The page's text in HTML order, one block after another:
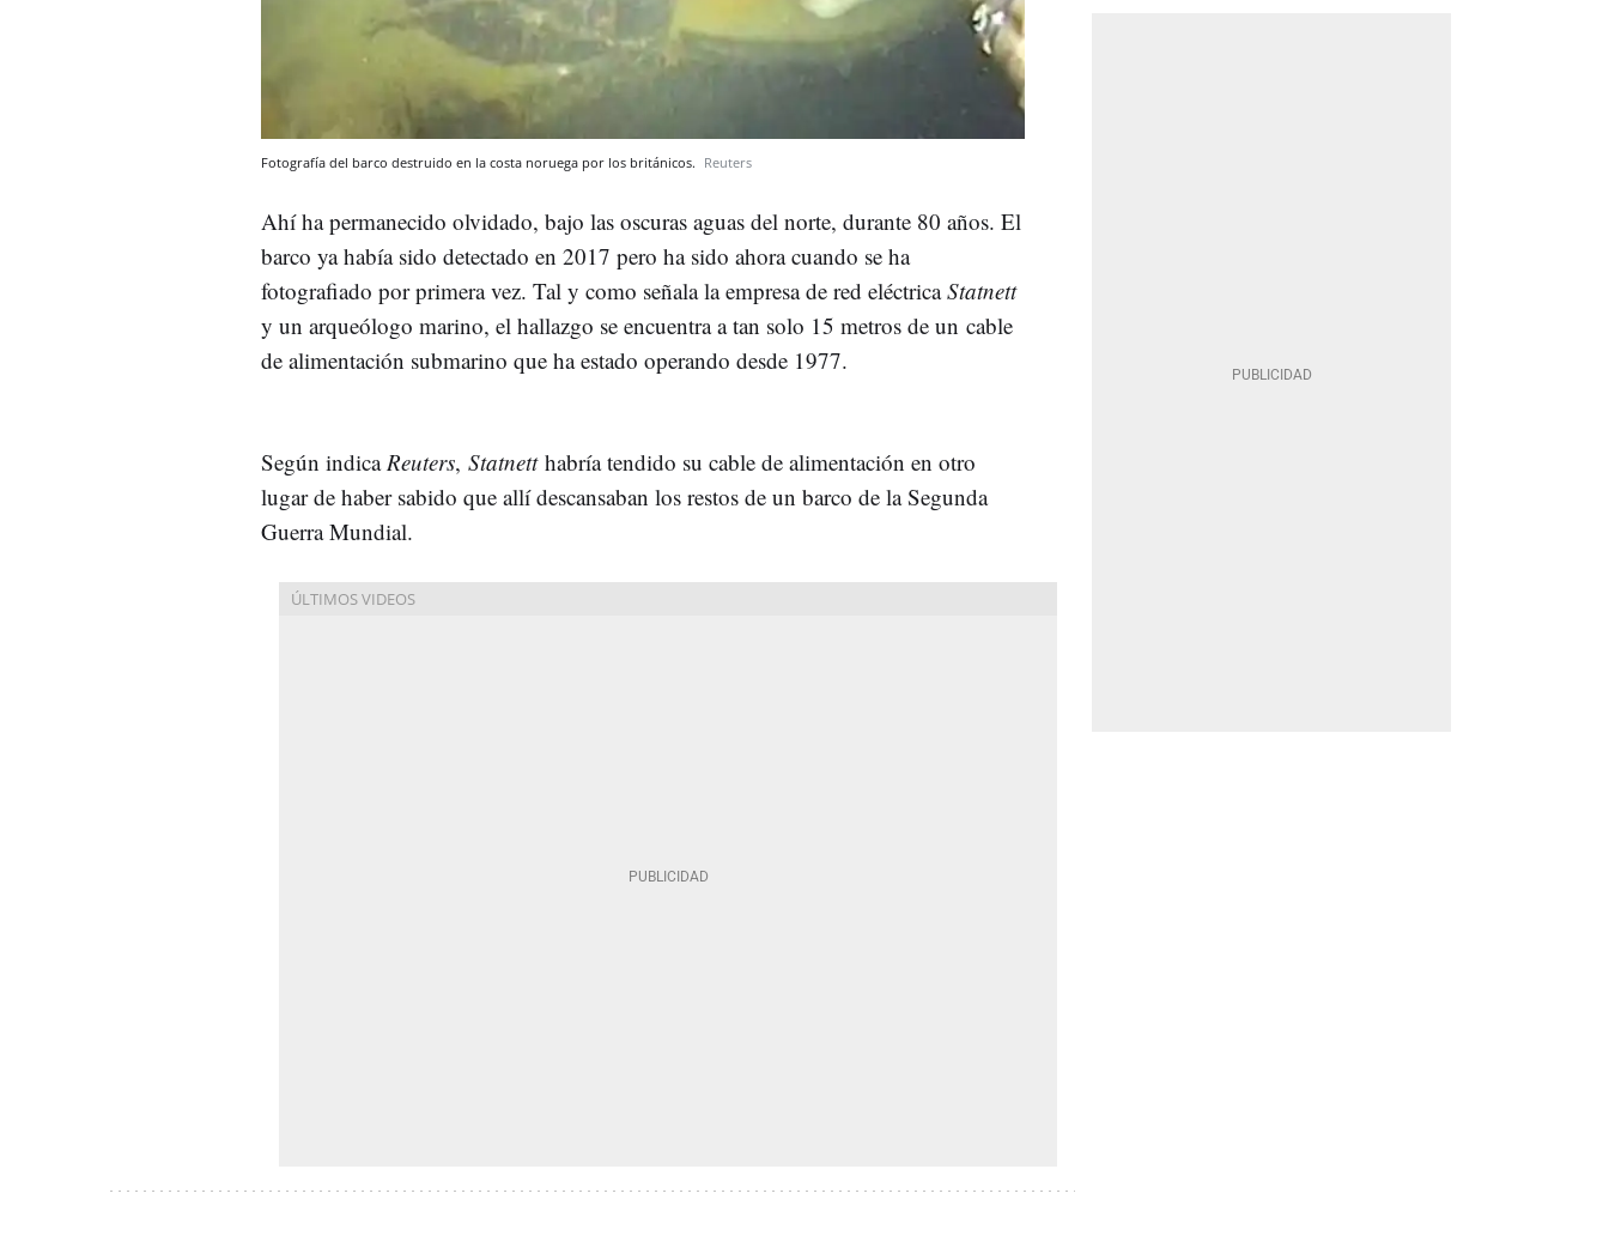
Fotografía del barco destruido en la costa noruega por los británicos. Reuters
Ahí ha permanecido olvidado, bajo las oscuras aguas del norte, durante 80 años. El
barco ya había sido detectado en 2017 pero ha sido ahora cuando se ha
fotografiado por primera vez. Tal y como señala la empresa de red eléctricaStatnett
y un arqueólogo marino, el hallazgo se encuentra a tan solo 15 metros de un cable
de alimentación submarino que ha estado operando desde 1977.
Según indica Reuters, Statnett habría tendido su cable de alimentación en otro
lugar de haber sabido que allí descansaban los restos de un barco de la Segunda
Guerra Mundial.